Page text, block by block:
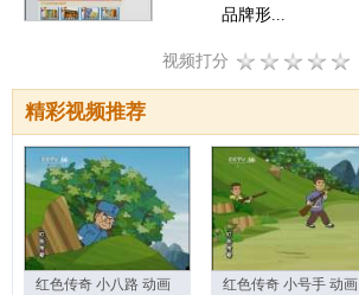
品牌形...
视频打分
精彩视频推荐
红色传奇 小八路 动画
红色传奇 小号手 动画